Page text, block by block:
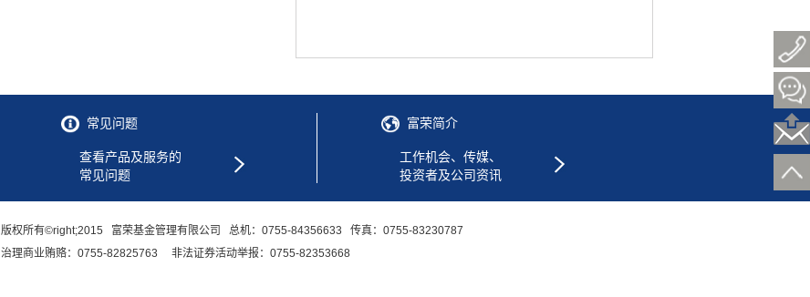
常见问题
查看产品及服务的
常见问题
富荣简介
工作机会、传媒、
投资者及公司资讯
版权所有©right;2015 富荣基金管理有限公司 总机：0755-84356633 传真：0755-83230787
治理商业贿赂：0755-82825763 非法证券活动举报：0755-82353668